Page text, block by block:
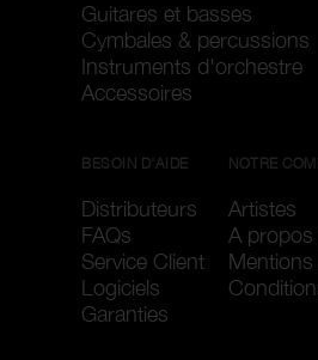
Guitares et basses
Cymbales & percussions
Instruments d'orchestre
Accessoires
BESOIN D'AIDE
Distributeurs
FAQs
Service Client
Logiciels
Garanties
NOTRE
Artistes
A propos
Mentions